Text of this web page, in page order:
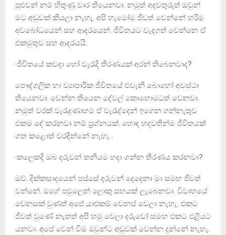
පුළුවන් නම් හිතුණු වාර තියෙනවා. නමුත් අදවතුරුත් ඔවුන්
මට අඩුවක් කියලා නැහැ. අපි හැමෝම ජීවත් වෙන්නේ හරිම
අවබෝධයෙන් සහ ආදරයෙන්. ජීවිතයට වැදගත් වෙන්නෙ ඒ
එකමුතුව සහ ආදරයයි.
·ජීවිතයේ කවදා හෝ වැරැදි තීරණයක් අරන් තිබෙනවාද?
පෞද්ගලික හා ව්‍යාපාරික ජීවිතයේ එවැනි බොහෝ අවස්ථා
තියෙනවා. වෙන්න තියෙන දේවල් කොහොමටත් වෙනවා.
නමුත් වරක් වැරැදුණාහම ඒ වැරැද්දෙන් ඉගෙන ගන්නැතුව
එකම දේ කරනවා නම් ප්‍රශ්නයක්. හොඳ හදවතින්ම ජීවිතයක්
ගත කළොත් වරදින්නේ නැහැ .
·කලෙකදි ඔබ දරුවන් තනියම හදා ගන්න තීරණය කරනවා?
ඔව්. දික්කසාදයෙන් පස්සේ දරුවන් දෙදෙනා මා සමඟ ජීවත්
වන්නේ. මගේ පවුලෙන් ලොකු සහයක් ලැබෙනවා. විවාහයේ
වෙනසක් වුණත් අපේ යාළුකම් වෙනස් වෙලා නැහැ. එකට
ජීවත් වුණේ නැතත් අපි හමු වෙලා දරුවෝ සමඟ එකට එළියට
යනවා. අපේ වෙන් වීම ඔවුන්ට අඩුවක් වෙන්න දුන්නේ නැහැ.